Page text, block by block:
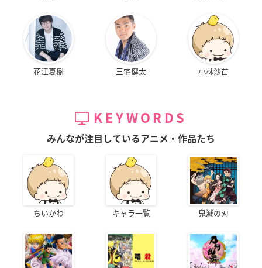
花江夏樹 三宅健太 小林沙苗
KEYWORDS
みんなが注目しているアニメ・作品たち
ちいかわ キャラ一覧 鬼滅の刃